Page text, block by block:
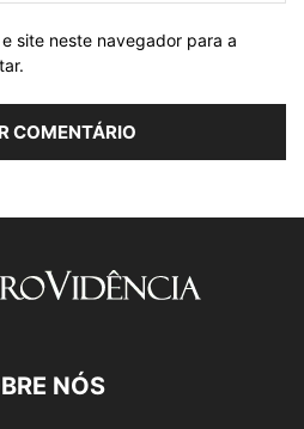
site neste navegador para a
NÓS